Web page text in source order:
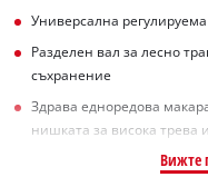
Универсална
Разделен вал за лесно
съхранение
Здрава едноредова
нишката за висока трева
Вижте